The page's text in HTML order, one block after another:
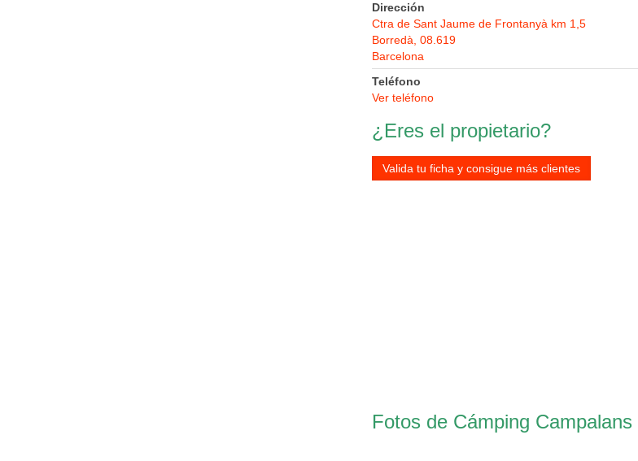
Dirección
Ctra de Sant Jaume de Frontanyà km 1,5
Borredà, 08.619
Barcelona
Teléfono
Ver teléfono
¿Eres el propietario?
Valida tu ficha y consigue más clientes
Fotos de Cámping Campalans